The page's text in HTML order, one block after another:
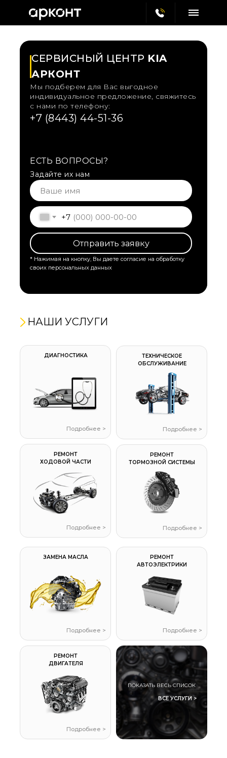
ЕСТЬ ВОПРОСЫ?
Задайте их нам
+7
Отправить заявку
* Нажимая на кнопку, Вы даете согласие на обработку
своих персональных данных
СЕРВИСНЫЙ ЦЕНТР KIA
АРКОНТ
Мы подберем для Вас выгодное
индивидуальное предложение, свяжитесь
с нами по телефону:
+7 (8443) 44-51-36
НАШИ УСЛУГИ
Подробнее >
РЕМОНТ
ХОДОВОЙ ЧАСТИ
Подробнее >
ТЕХНИЧЕСКОЕ
ОБСЛУЖИВАНИЕ
Подробнее >
РЕМОНТ
ТОРМОЗНОЙ СИСТЕМЫ
Подробнее >
ДИАГНОСТИКА
Подробнее >
РЕМОНТ
ДВИГАТЕЛЯ
Подробнее >
РЕМОНТ
АВТОЭЛЕКТРИКИ
ВСЕ УСЛУГИ >
ПОКАЗАТЬ ВЕСЬ СПИСОК
Подробнее >
ЗАМЕНА МАСЛА